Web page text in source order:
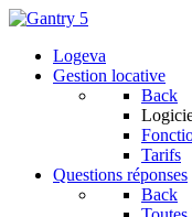
Logeva
Gestion locative
Back
Tarifs
Questions réponses
Back